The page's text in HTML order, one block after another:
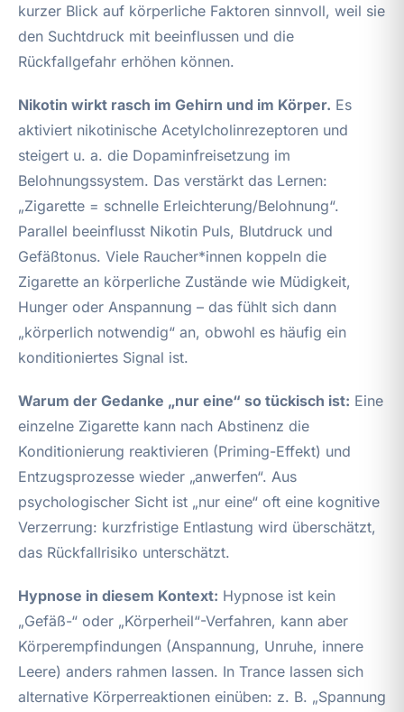
kurzer Blick auf körperliche Faktoren sinnvoll, weil sie
den Suchtdruck mit beeinflussen und die
Rückfallgefahr erhöhen können.
Nikotin wirkt rasch im Gehirn und im Körper. Es
aktiviert nikotinische Acetylcholinrezeptoren und
steigert u. a. die Dopaminfreisetzung im
Belohnungssystem. Das verstärkt das Lernen:
„Zigarette = schnelle Erleichterung/Belohnung“.
Parallel beeinflusst Nikotin Puls, Blutdruck und
Gefäßtonus. Viele Raucher*innen koppeln die
Zigarette an körperliche Zustände wie Müdigkeit,
Hunger oder Anspannung – das fühlt sich dann
„körperlich notwendig“ an, obwohl es häufig ein
konditioniertes Signal ist.
Warum der Gedanke „nur eine“ so tückisch ist: Eine
einzelne Zigarette kann nach Abstinenz die
Konditionierung reaktivieren (Priming-Effekt) und
Entzugsprozesse wieder „anwerfen“. Aus
psychologischer Sicht ist „nur eine“ oft eine kognitive
Verzerrung: kurzfristige Entlastung wird überschätzt,
das Rückfallrisiko unterschätzt.
Hypnose in diesem Kontext: Hypnose ist kein
„Gefäß-“ oder „Körperheil“-Verfahren, kann aber
Körperempfindungen (Anspannung, Unruhe, innere
Leere) anders rahmen lassen. In Trance lassen sich
alternative Körperreaktionen einüben: z. B. „Spannung